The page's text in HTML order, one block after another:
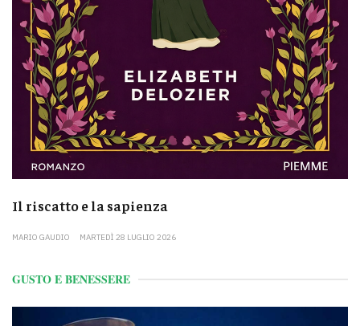
Il riscatto e la sapienza
MARIO GAUDIO MARTEDÌ 28 LUGLIO 2026
GUSTO E BENESSERE